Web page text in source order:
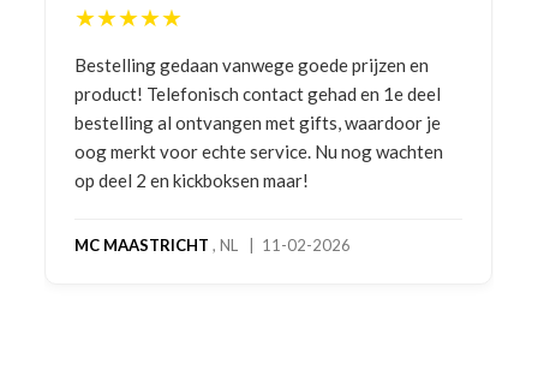
★★★★★
Bestelling gedaan vanwege goede prijzen en
product! Telefonisch contact gehad en 1e deel
bestelling al ontvangen met gifts, waardoor je
oog merkt voor echte service. Nu nog wachten
op deel 2 en kickboksen maar!
MC MAASTRICHT , NL | 11-02-2026